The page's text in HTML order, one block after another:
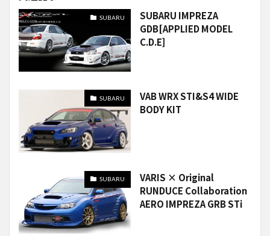
SUBARU
SUBARU IMPREZA
GDB[APPLIED MODEL
C.D.E]
SUBARU
VAB WRX STI&S4 WIDE
BODY KIT
SUBARU
VARIS × Original
RUNDUCE Collaboration
AERO IMPREZA GRB STi